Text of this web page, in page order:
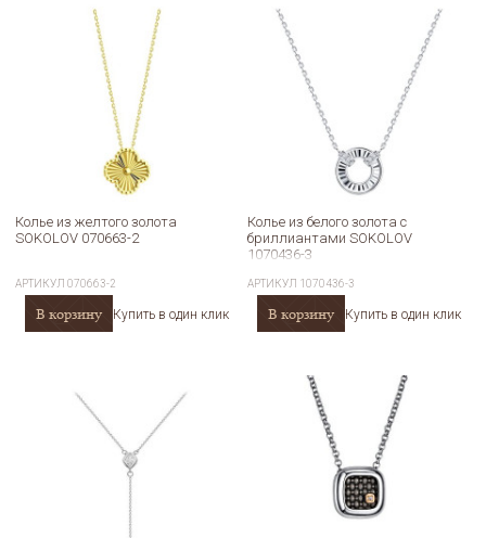
Колье из желтого золота
SOKOLOV 070663-2
АРТИКУЛ070663-2
В корзину Купить в один клик
Колье из белого золота с
бриллиантами SOKOLOV
1070436-3
АРТИКУЛ 1070436-3
В корзину Купить в один клик